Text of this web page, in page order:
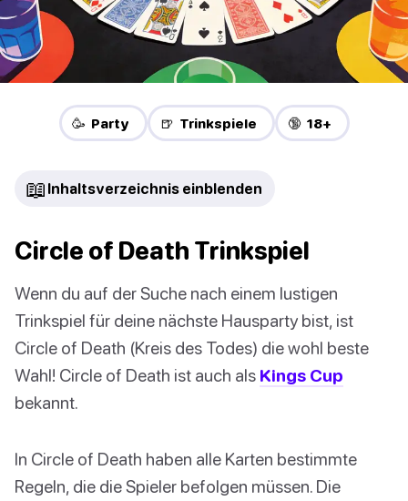
🥳 Party 🍺 Trinkspiele 🔞 18+
📖 Inhaltsverzeichnis einblenden
Circle of Death Trinkspiel
Wenn du auf der Suche nach einem lustigen
Trinkspiel für deine nächste Hausparty bist, ist
Circle of Death (Kreis des Todes) die wohl beste
Wahl! Circle of Death ist auch als Kings Cup
bekannt.
In Circle of Death haben alle Karten bestimmte
Regeln, die die Spieler befolgen müssen. Die